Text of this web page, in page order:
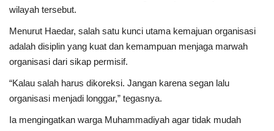
wilayah tersebut.
Menurut Haedar, salah satu kunci utama kemajuan organisasi
adalah disiplin yang kuat dan kemampuan menjaga marwah
organisasi dari sikap permisif.
“Kalau salah harus dikoreksi. Jangan karena segan lalu
organisasi menjadi longgar,” tegasnya.
Ia mengingatkan warga Muhammadiyah agar tidak mudah